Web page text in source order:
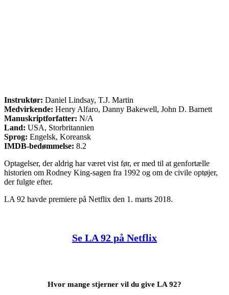
Instruktør: Daniel Lindsay, T.J. Martin
Medvirkende: Henry Alfaro, Danny Bakewell, John D. Barnett
Manuskriptforfatter: N/A
Land: USA, Storbritannien
Sprog: Engelsk, Koreansk
IMDB-bedømmelse: 8.2
Optagelser, der aldrig har været vist før, er med til at genfortælle
historien om Rodney King-sagen fra 1992 og om de civile optøjer,
der fulgte efter.
LA 92 havde premiere på Netflix den 1. marts 2018.
Se LA 92 på Netflix
Hvor mange stjerner vil du give LA 92?